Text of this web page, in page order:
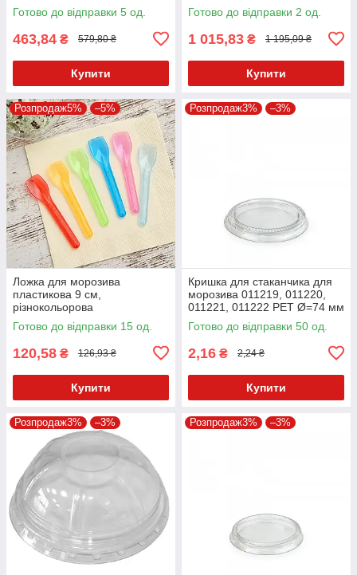
Готово до відправки 5 од.
463,84 ₴ 579,80 ₴
Купити
Готово до відправки 2 од.
1 015,83 ₴ 1 195,09 ₴
Купити
Розпродаж5% –5%
Ложка для морозива
пластикова 9 см,
різнокольорова
напівпрозора, 100 шт,
одноразова
Готово до відправки 15 од.
120,58 ₴ 126,93 ₴
Купити
Розпродаж3% –3%
Кришка для стаканчика для
морозива 011219, 011220,
011221, 011222 PET Ø=74 мм
Прозора
Готово до відправки 50 од.
2,16 ₴ 2,24 ₴
Купити
Розпродаж3% –3% Розпродаж3% –3%